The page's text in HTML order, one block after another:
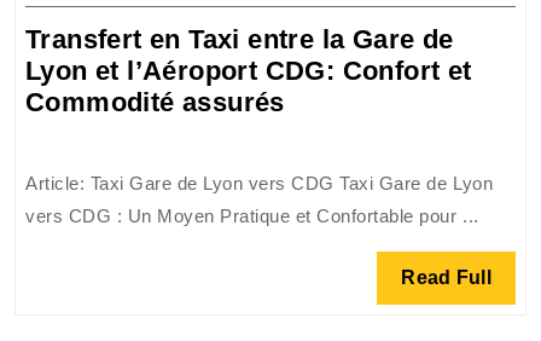
2025
Transfert en Taxi entre la Gare de
Lyon et l’Aéroport CDG: Confort et
Commodité assurésTransfert
entre
la
Article: Taxi Gare de Lyon vers CDG Taxi Gare de Lyon
vers CDG : Un Moyen Pratique et Confortable pour ...
Read Full Read
Full